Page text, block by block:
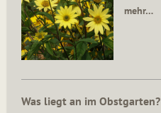
mehr…
Was liegt an im Obstgarten?